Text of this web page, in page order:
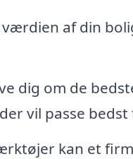
værdien af din
dig om de
vil passe
kan et